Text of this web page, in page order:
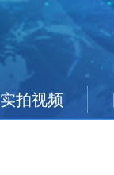
实拍视频